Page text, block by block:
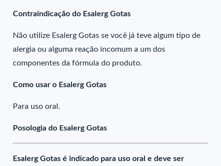
Contraindicação do Esalerg Gotas
Não utilize Esalerg Gotas se você já teve algum tipo de
alergia ou alguma reação incomum a um dos
componentes da fórmula do produto.
Como usar o Esalerg Gotas
Para uso oral.
Posologia do Esalerg Gotas
Esalerg Gotas é indicado para uso oral e deve ser